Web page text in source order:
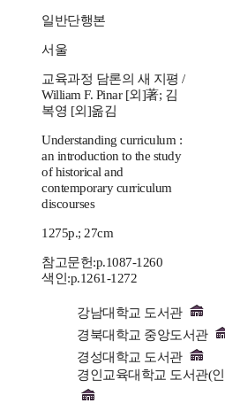
일반단행본
서울
교육과정 담론의 새 지평 /
William F. Pinar [외]著; 김
복영 [외]옮김
Understanding curriculum :
an introduction to the study
of historical and
contemporary curriculum
discourses
1275p.; 27cm
참고문헌:p.1087-1260
색인:p.1261-1272
강남대학교 도서관
경북대학교 중앙도서관
경성대학교 도서관
경인교육대학교 도서관(